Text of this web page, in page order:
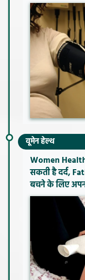
वूमेन हेल्थ
Women
सकती है दर्द,
बचने के लिए